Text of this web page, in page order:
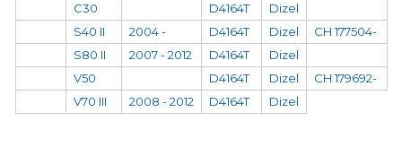
C30
D4164T
Dizel
S40 II
2004 - D4164T Dizel
CH 177504-
S80 II
2007 - 2012 D4164T
Dizel
V50
D4164T Dizel
CH 179692-
V70 III
2008 - 2012 D4164T Dizel